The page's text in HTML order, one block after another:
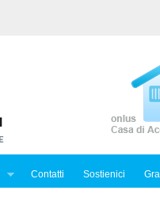
Contatti Sostienici